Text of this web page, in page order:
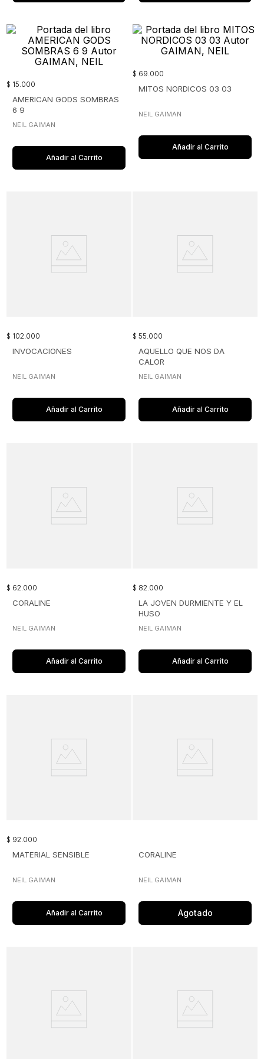
$ 15.000
AMERICAN GODS SOMBRAS
6 9
NEIL GAIMAN
Añadir al Carrito
$ 69.000
MITOS NORDICOS 03 03
NEIL GAIMAN
Añadir al Carrito
$ 102.000
INVOCACIONES
NEIL GAIMAN
Añadir al Carrito
$ 55.000
AQUELLO QUE NOS DA
CALOR
NEIL GAIMAN
Añadir al Carrito
$ 62.000
CORALINE
NEIL GAIMAN
Añadir al Carrito
$ 82.000
LA JOVEN DURMIENTE Y EL
HUSO
NEIL GAIMAN
Añadir al Carrito
$ 92.000
MATERIAL SENSIBLE
NEIL GAIMAN
Añadir al Carrito
CORALINE
NEIL GAIMAN
Agotado